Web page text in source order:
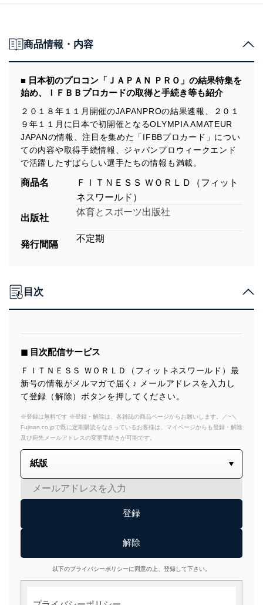
商品情報・内容
■ 日本初のプロコン「ＪＡＰＡＮ ＰＲＯ」の結果特集を
始め、ＩＦＢＢプロカードの取得と手続き等も紹介
２０１８年１１月開催のJAPANPROの結果速報、２０１
９年１１月に日本で初開催となるOLYMPIA AMATEUR
JAPANの情報、注目を集めた「IFBBプロカード」につい
ての内容や取得手続情報、ジャパンプロウィークエンド
で活躍したすばらしい選手たちの情報も満載。
商品名
ＦＩＴＮＥＳＳ ＷＯＲＬＤ（フィット
ネスワールド）
出版社
体育とスポーツ出版社
発行間隔
不定期
目次
◼︎ 目次配信サービス
ＦＩＴＮＥＳＳ ＷＯＲＬＤ（フィットネスワールド）最
新号の情報がメルマガで届く♪ メールアドレスを入力し
て登録（解除）ボタンを押してください。
※登録は無料です ※登録・解除は、各雑誌の商品ページからお願いします。／~＼
Fujisan.co.jpで既に定期購読をなさっているお客様は、マイページからも登録・解除
及び宛先メールアドレスの変更手続きが可能です。
以下のプライバシーポリシーに同意の上、登録して下さい。